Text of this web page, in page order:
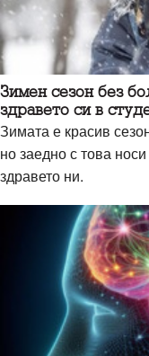
Зимен сезон без
здравето си в
Зимата е красив
но заедно с това
здравето ни.